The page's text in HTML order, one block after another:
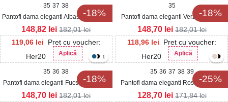
-18%
35 37 38
Pantofi dama eleganti Albastri din Piele
Ecologica Intoarsa Grazyna
119,06 lei
Pret cu voucher:
Her20
Aplică
148,82 lei 182,01lei
-18%
35
Pantofi dama eleganti Verzi din Satin
Marielle
118,96 lei
Pret cu voucher:
Her20
Aplică
148,70 lei 182,01lei
-18%
1
35 36 38
Pantofi dama eleganti Fucsia din Piele
Ecologica Intoarsa Grazyna
148,70 lei 182,01lei
-25%
35 36 37 38 39
Pantofi dama eleganti Rosii din Piele
Ecologica Intoarsa Thania
128,70 lei 171,84lei